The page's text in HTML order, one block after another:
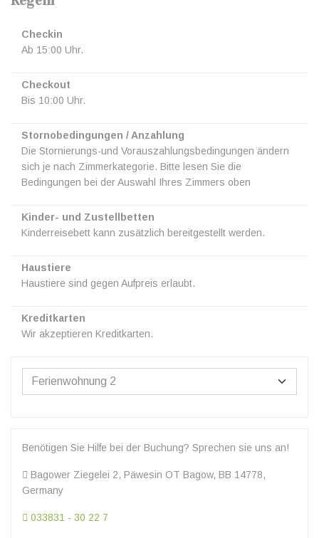
Checkin
Ab 15:00 Uhr.
Checkout
Bis 10:00 Uhr.
Stornobedingungen / Anzahlung
Die Stornierungs-und Vorauszahlungsbedingungen ändern
sich je nach Zimmerkategorie. Bitte lesen Sie die
Bedingungen bei der Auswahl Ihres Zimmers oben
Kinder- und Zustellbetten
Kinderreisebett kann zusätzlich bereitgestellt werden.
Haustiere
Haustiere sind gegen Aufpreis erlaubt.
Kreditkarten
Wir akzeptieren Kreditkarten.
Benötigen Sie Hilfe bei der Buchung? Sprechen sie uns an!
Bagower Ziegelei 2, Päwesin OT Bagow, BB 14778,
Germany
033831 - 30 22 7